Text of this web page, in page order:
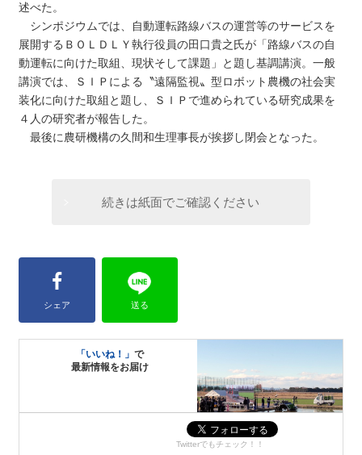
述べた。
シンポジウムでは、自動運転路線バスの運営等のサービスを
展開するＢＯＬＤＬＹ執行役員の田口貴之氏が「路線バスの自
動運転に向けた取組、現状そして課題」と題し基調講演。一般
講演では、ＳＩＰによる〝遠隔監視〟型ロボット農機の社会実
装化に向けた取組と題し、ＳＩＰで進められている研究成果を
４人の研究者が報告した。
最後に農研機構の久間和生理事長が挨拶し閉会となった。
続きは紙面でご確認ください
シェア 送る
「いいね！」で
最新情報をお届け
Twitterでもチェック！！